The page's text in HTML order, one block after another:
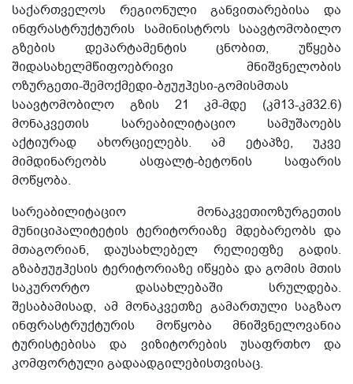
საქართველოს რეგიონული განვითარებისა და
ინფრასტრუქტურის სამინისტროს საავტომობილო
გზების დეპარტამენტის ცნობით, უწყება
შიდასახელმწიფოებრივი მნიშვნელობის
ოზურგეთი-შემოქმედი-ბჟუჟჰესი-გომისმთას
საავტომობილო გზის 21 კმ-მდე (კმ13-კმ32.6)
მონაკვეთის სარეაბილიტაციო სამუშაოებს
აქტიურად ახორციელებს. ამ ეტაპზე, უკვე
მიმდინარეობს ასფალტ-ბეტონის საფარის
მოწყობა.
სარეაბილიტაციო მონაკვეთიოზურგეთის
მუნიციპალიტეტის ტერიტორიაზე მდებარეობს და
მთაგორიან, დაუსახლებელ რელიეფზე გადის.
გზაბჟუჟჰესის ტერიტორიაზე იწყება და გომის მთის
საკურორტო დასახლებაში სრულდება.
შესაბამისად, ამ მონაკვეთზე გამართული საგზაო
ინფრასტრუქტურის მოწყობა მნიშვნელოვანია
ტურისტებისა და ვიზიტორების უსაფრთხო და
კომფორტული გადაადგილებისთვისაც.